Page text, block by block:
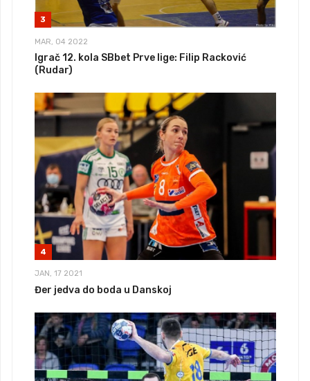
3
MAR, 04 2022
Igrač 12. kola SBbet Prve lige: Filip Racković
(Rudar)
4
JAN, 17 2021
Đer jedva do boda u Danskoj